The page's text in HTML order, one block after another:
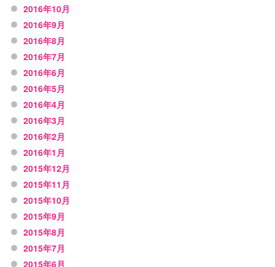
2016年10月
2016年9月
2016年8月
2016年7月
2016年6月
2016年5月
2016年4月
2016年3月
2016年2月
2016年1月
2015年12月
2015年11月
2015年10月
2015年9月
2015年8月
2015年7月
2015年6月